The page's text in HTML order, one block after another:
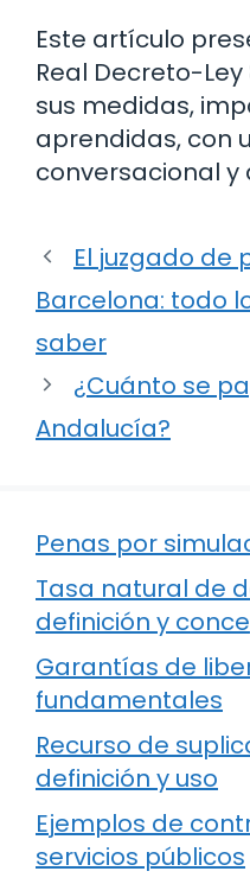
Este artículo
Real Decreto-
sus medidas,
aprendidas, con
conversacional y
El juzgado de
Barcelona: todo
saber
¿Cuánto se
Andalucía?
Penas por
Tasa natural de
definición y
Garantías de
fundamentales
Recurso de
definición y uso
Ejemplos de
servicios públicos